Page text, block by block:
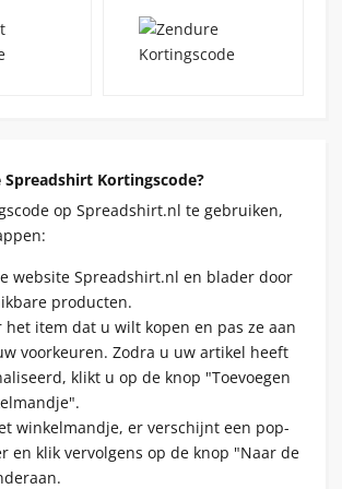
Kortingscode?
op Spreadshirt.nl te gebruiken,
website Spreadshirt.nl en blader door
producten.
het item dat u wilt kopen en pas ze aan
voorkeuren. Zodra u uw artikel heeft
klikt u op de knop "Toevoegen
winkelmandje, er verschijnt een pop-
en klik vervolgens op de knop "Naar de